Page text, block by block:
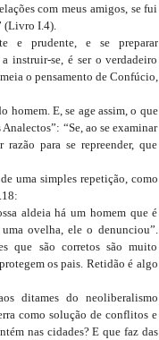
com meus amigos, se fui
(Livro I.4).
e prudente, e se preparar
instruir-se, é ser o verdadeiro
o pensamento de Confúcio,
homem. E, se age assim, o que
“Se, ao se examinar
para se repreender, que
uma simples repetição, como
aldeia há um homem que é
ovelha, ele o denunciou”.
que são corretos são muito
os pais. Retidão é algo
ditames do neoliberalismo
como solução de conflitos e
nas cidades? E que faz das